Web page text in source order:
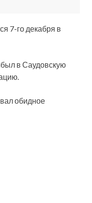
7-го декабря в
в Саудовскую
обидное